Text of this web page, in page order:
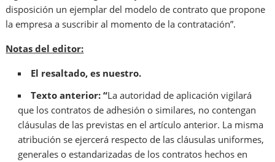
disposición un ejemplar del modelo de contrato que propone
la empresa a suscribir al momento de la contratación”.
Notas del editor:
El resaltado, es nuestro.
Texto anterior: “La autoridad de aplicación vigilará
que los contratos de adhesión o similares, no contengan
cláusulas de las previstas en el artículo anterior. La misma
atribución se ejercerá respecto de las cláusulas uniformes,
generales o estandarizadas de los contratos hechos en